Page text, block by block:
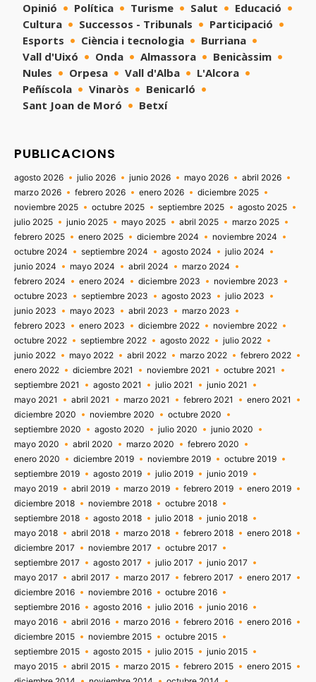
Opinió
Política Turisme Salut
Educació
Cultura
Successos - Tribunals
Participació
Esports
Ciència i tecnologia
Burriana
Vall d'Uixó
Onda Almassora
Benicàssim
Nules
Orpesa Vall d'Alba
L'Alcora
Peñíscola
Vinaròs
Benicarló
Sant Joan de Moró
Betxí
PUBLICACIONS
agosto 2026 julio 2026 junio 2026 mayo 2026
abril 2026
marzo 2026
febrero 2026 enero 2026
diciembre 2025
noviembre 2025
octubre 2025 septiembre 2025
agosto 2025
julio 2025
junio 2025 mayo 2025 abril 2025
marzo 2025
febrero 2025
enero 2025 diciembre 2024
noviembre 2024
octubre 2024
septiembre 2024 agosto 2024
julio 2024
junio 2024
mayo 2024 abril 2024
marzo 2024
febrero 2024
enero 2024 diciembre 2023
noviembre 2023
octubre 2023
septiembre 2023 agosto 2023
julio 2023
junio 2023
mayo 2023 abril 2023
marzo 2023
febrero 2023
enero 2023 diciembre 2022
noviembre 2022
octubre 2022
septiembre 2022 agosto 2022
julio 2022
junio 2022
mayo 2022 abril 2022 marzo 2022
febrero 2022
enero 2022
diciembre 2021 noviembre 2021
octubre 2021
septiembre 2021
agosto 2021 julio 2021
junio 2021
mayo 2021
abril 2021 marzo 2021 febrero 2021
enero 2021
diciembre 2020
noviembre 2020
octubre 2020
septiembre 2020
agosto 2020 julio 2020
junio 2020
mayo 2020
abril 2020 marzo 2020
febrero 2020
enero 2020
diciembre 2019 noviembre 2019
octubre 2019
septiembre 2019
agosto 2019 julio 2019
junio 2019
mayo 2019
abril 2019 marzo 2019 febrero 2019
enero 2019
diciembre 2018
noviembre 2018
octubre 2018
septiembre 2018
agosto 2018 julio 2018
junio 2018
mayo 2018
abril 2018 marzo 2018 febrero 2018
enero 2018
diciembre 2017
noviembre 2017
octubre 2017
septiembre 2017
agosto 2017 julio 2017
junio 2017
mayo 2017
abril 2017 marzo 2017 febrero 2017
enero 2017
diciembre 2016
noviembre 2016
octubre 2016
septiembre 2016
agosto 2016 julio 2016
junio 2016
mayo 2016
abril 2016 marzo 2016 febrero 2016
enero 2016
diciembre 2015
noviembre 2015
octubre 2015
septiembre 2015
agosto 2015 julio 2015
junio 2015
mayo 2015
abril 2015 marzo 2015 febrero 2015
enero 2015